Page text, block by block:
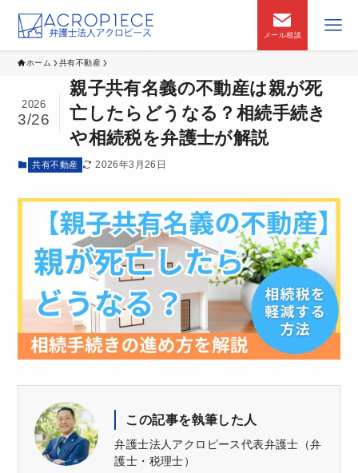
メール相談
ホーム 共有不動産
親子共有名義の不動産は親が死
亡したらどうなる？相続手続き
や相続税を弁護士が解説
2026
3/26
共有不動産 2026年3月26日
この記事を執筆した人
弁護士法人アクロピース代表弁護士（弁
護士・税理士）